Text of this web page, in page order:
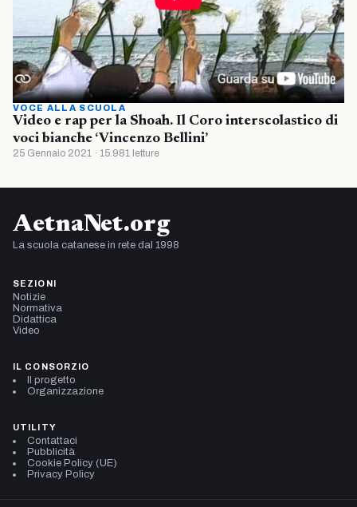
VOCE ALLA SCUOLA
Video e rap per la Shoah. Il Coro interscolastico di
voci bianche ‘Vincenzo Bellini’
25 Gennaio 2021 · 15.981 letture
AetnaNet.org
La scuola catanese in rete dal 1998
SEZIONI
Notizie
Normativa
Didattica
Video
IL CONSORZIO
Il progetto
Organizzazione
UTILITY
Contattaci
Pubblicità
Cookie Policy (UE)
Privacy Policy